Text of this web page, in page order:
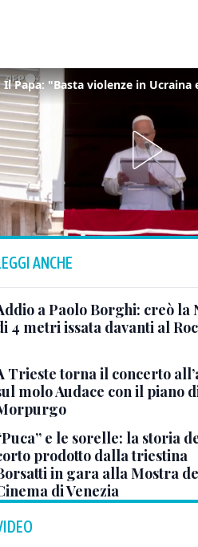
ANCHE
a Paolo Borghi: creò la
4 metri issata davanti al
Trieste torna il concerto
molo Audace con il piano
e le sorelle: la storia
prodotto dalla triestina
in gara alla Mostra
di Venezia